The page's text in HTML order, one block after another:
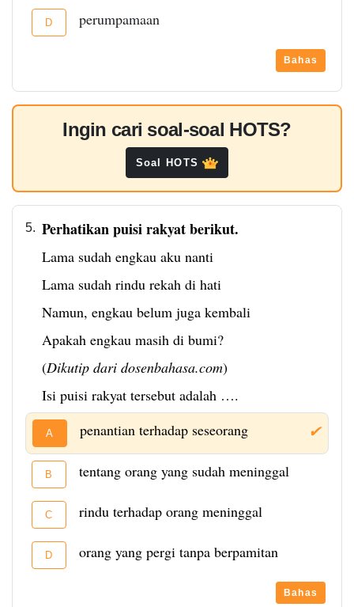
D perumpamaan
Bahas
Ingin cari soal-soal HOTS?
Soal HOTS
5. Perhatikan puisi rakyat berikut.
Lama sudah engkau aku nanti
Lama sudah rindu rekah di hati
Namun, engkau belum juga kembali
Apakah engkau masih di bumi?
(Dikutip dari dosenbahasa.com)
Isi puisi rakyat tersebut adalah ….
A ✔
penantian terhadap seseorang
B tentang orang yang sudah meninggal
C rindu terhadap orang meninggal
D orang yang pergi tanpa berpamitan
Bahas